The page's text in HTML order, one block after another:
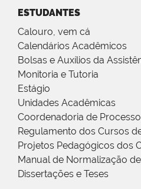
ESTUDANTES
Calouro, vem cá
Calendários Acadêmicos
Bolsas e Auxílios da
Monitoria e Tutoria
Estágio
Unidades Acadêmicas
Coordenadoria de
Regulamento dos Cursos
Projetos Pedagógicos dos
Manual de Normalização
Dissertações e Teses